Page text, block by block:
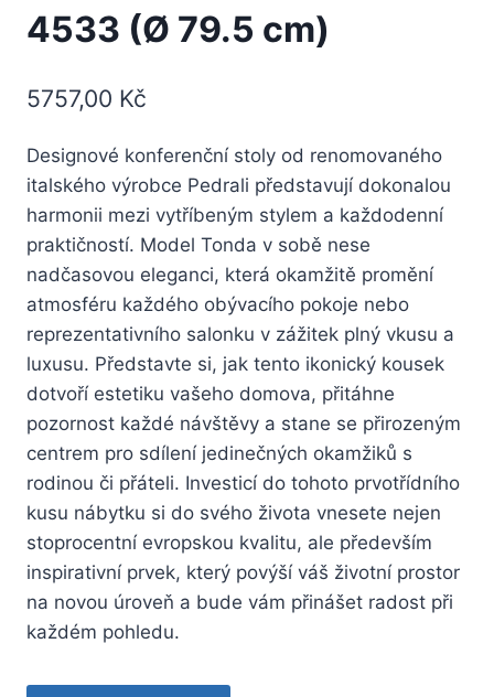
4533 (Ø 79.5 cm)
5757,00 Kč
Designové konferenční stoly od renomovaného
italského výrobce Pedrali představují dokonalou
harmonii mezi vytříbeným stylem a každodenní
praktičností. Model Tonda v sobě nese
nadčasovou eleganci, která okamžitě promění
atmosféru každého obývacího pokoje nebo
reprezentativního salonku v zážitek plný vkusu a
luxusu. Představte si, jak tento ikonický kousek
dotvoří estetiku vašeho domova, přitáhne
pozornost každé návštěvy a stane se přirozeným
centrem pro sdílení jedinečných okamžiků s
rodinou či přáteli. Investicí do tohoto prvotřídního
kusu nábytku si do svého života vnesete nejen
stoprocentní evropskou kvalitu, ale především
inspirativní prvek, který povýší váš životní prostor
na novou úroveň a bude vám přinášet radost při
každém pohledu.